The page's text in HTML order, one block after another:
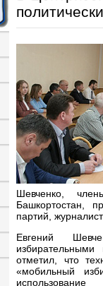
Шевченко,
Башкортостан,
партий,
Евгений
отметил, что
«мобильный